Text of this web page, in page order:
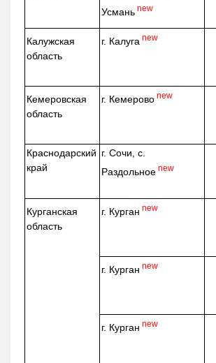
Усмань new
Калужская
область
г. Калуга new
Кемеровская
область
г. Кемерово new
Краснодарский
край
г. Сочи, с.
Раздольное new
Курганская
область
г. Курган new
г. Курган new
г. Курган new